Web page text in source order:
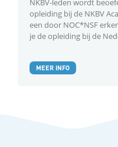
NKBV-leden wordt
opleiding bij de NKBV
een door NOC*NSF
je de opleiding bij de
MEER INFO